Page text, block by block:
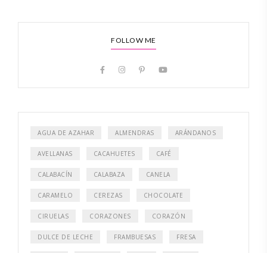
FOLLOW ME
AGUA DE AZAHAR ALMENDRAS ARÁNDANOS
AVELLANAS CACAHUETES CAFÉ
CALABACÍN CALABAZA CANELA
CARAMELO CEREZAS CHOCOLATE
CIRUELAS CORAZONES CORAZÓN
DULCE DE LECHE FRAMBUESAS FRESA